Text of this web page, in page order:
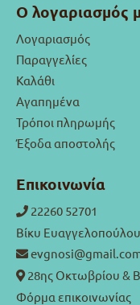
Ο λογαριασμός
Λογαριασμός
Παραγγελίες
Καλάθι
Αγαπημένα
Τρόποι πληρωμής
Έξοδα αποστολής
Επικοινωνία
22260 52701
Βίκυ Ευαγγελοπούλου
28ης Οκτωβρίου &
Φόρμα επικοινωνίας